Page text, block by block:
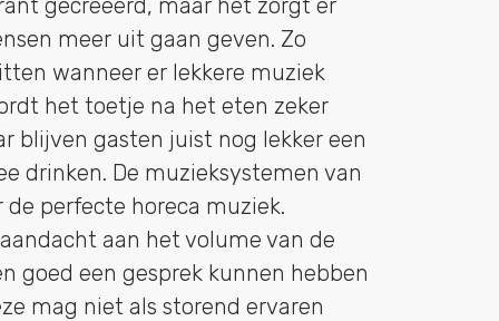
gecreëerd, maar het zorgt er
meer uit gaan geven. Zo
wanneer er lekkere muziek
het toetje na het eten zeker
blijven gasten juist nog lekker een
drinken. De muzieksystemen van
de perfecte horeca muziek.
aan het volume van de
goed een gesprek kunnen hebben
mag niet als storend ervaren